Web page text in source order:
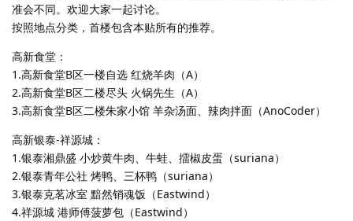
准会不同。欢迎大家一起讨论。
按照地点分类，首楼包含本贴所有的推荐。
高新食堂：
1.高新食堂B区一楼自选 红烧羊肉（A）
2.高新食堂B区二楼尽头 火锅先生（A）
3.高新食堂B区二楼朱家小馆 羊杂汤面、辣肉拌面（AnoCoder）
高新银泰-祥源城：
1.银泰湘鼎盛 小炒黄牛肉、牛蛙、擂椒皮蛋（suriana）
2.银泰青年公社 烤鸭、三杯鸭（suriana）
3.银泰克茗冰室 黯然销魂饭（Eastwind）
4.祥源城 港师傅菠萝包（Eastwind）